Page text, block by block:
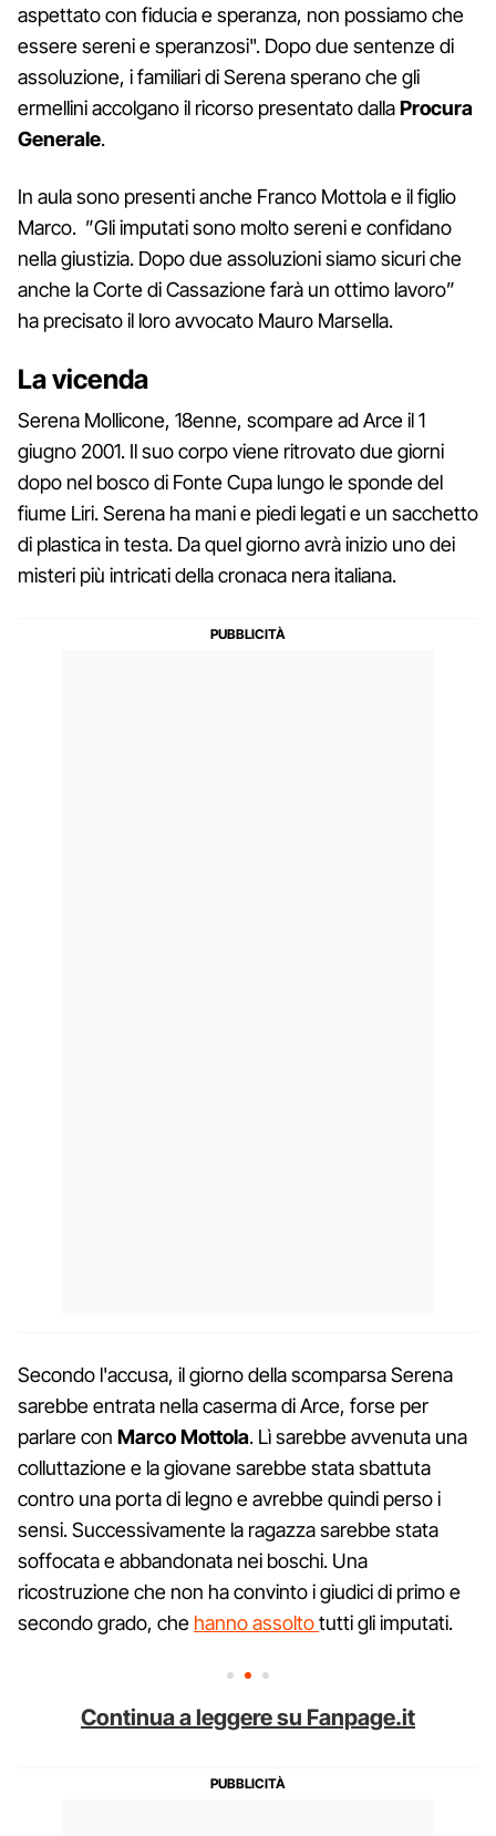
aspettato con fiducia e speranza, non possiamo che
essere sereni e speranzosi". Dopo due sentenze di
assoluzione, i familiari di Serena sperano che gli
ermellini accolgano il ricorso presentato dallaProcura
Generale.
In aula sono presenti anche Franco Mottola e il figlio
Marco. ”Gli imputati sono molto sereni e confidano
nella giustizia. Dopo due assoluzioni siamo sicuri che
anche la Corte di Cassazione farà un ottimo lavoro”
ha precisato il loro avvocato Mauro Marsella.
La vicenda
Serena Mollicone, 18enne, scompare ad Arce il 1
giugno 2001. Il suo corpo viene ritrovato due giorni
dopo nel bosco di Fonte Cupa lungo le sponde del
fiume Liri. Serena ha mani e piedi legati e un sacchetto
di plastica in testa. Da quel giorno avrà inizio uno dei
misteri più intricati della cronaca nera italiana.
Secondo l'accusa, il giorno della scomparsa Serena
sarebbe entrata nella caserma di Arce, forse per
parlare con Marco Mottola. Lì sarebbe avvenuta una
colluttazione e la giovane sarebbe stata sbattuta
contro una porta di legno e avrebbe quindi perso i
sensi. Successivamente la ragazza sarebbe stata
soffocata e abbandonata nei boschi. Una
ricostruzione che non ha convinto i giudici di primo e
secondo grado, che hanno assoltotutti gli imputati.
Continua a leggere su Fanpage.it